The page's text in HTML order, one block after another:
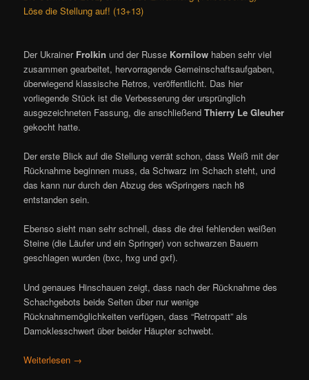
Löse die Stellung auf! (13+13)
Der Ukrainer Frolkin und der Russe Kornilow haben sehr viel
zusammen gearbeitet, hervorragende Gemeinschaftsaufgaben,
überwiegend klassische Retros, veröffentlicht. Das hier
vorliegende Stück ist die Verbesserung der ursprünglich
ausgezeichneten Fassung, die anschließendThierry Le Gleuher
gekocht hatte.
Der erste Blick auf die Stellung verrät schon, dass Weiß mit der
Rücknahme beginnen muss, da Schwarz im Schach steht, und
das kann nur durch den Abzug des wSpringers nach h8
entstanden sein.
Ebenso sieht man sehr schnell, dass die drei fehlenden weißen
Steine (die Läufer und ein Springer) von schwarzen Bauern
geschlagen wurden (bxc, hxg und gxf).
Und genaues Hinschauen zeigt, dass nach der Rücknahme des
Schachgebots beide Seiten über nur wenige
Rücknahmemöglichkeiten verfügen, dass “Retropatt” als
Damoklesschwert über beider Häupter schwebt.
Weiterlesen →